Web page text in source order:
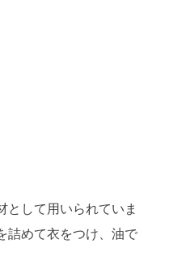
として用いられていま
詰めて衣をつけ、油で